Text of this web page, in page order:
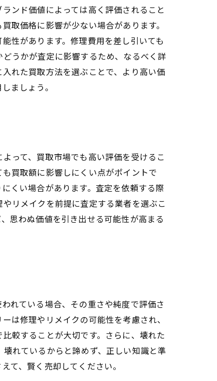
ンド価値によっては高く評価されること
取価格に影響が少ない場合があります。
性があります。修理費用を差し引いても
うかが査定に影響するため、なるべく詳
れた買取方法を選ぶことで、より高い価
ましょう。
って、買取市場でも高い評価を受けるこ
買取額に影響しにくい点がポイントで
くい場合があります。査定を依頼する際
リメイクを前提に査定する業者を選ぶこ
思わぬ価値を引き出せる可能性が高まる
れている場合、その重さや純度で評価さ
は修理やリメイクの可能性を考慮され、
較することが大切です。さらに、壊れた
れているからと諦めず、正しい知識と準
て、賢く売却してください。